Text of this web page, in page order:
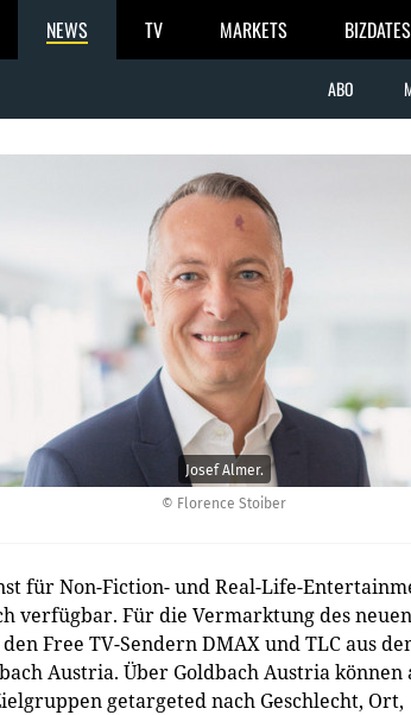
NEWS TV MARKETS BIZDATES
ABO
© Florence Stoiber
Josef Almer.
für Non-Fiction- und Real-Life-
verfügbar. Für die Vermarktung des neuen
Free TV-Sendern DMAX und TLC aus
Austria. Über Goldbach Austria können
getargeted nach Geschlecht, Ort,